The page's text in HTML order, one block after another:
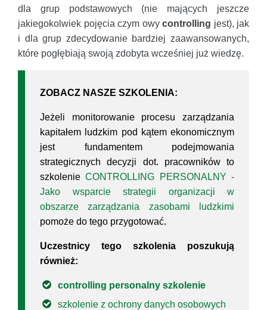
dla grup podstawowych (nie mających jeszcze
jakiegokolwiek pojęcia czym owy controlling jest), jak
i dla grup zdecydowanie bardziej zaawansowanych,
które pogłębiają swoją zdobyta wcześniej już wiedzę.
ZOBACZ NASZE SZKOLENIA:
Jeżeli monitorowanie procesu zarządzania
kapitałem ludzkim pod kątem ekonomicznym
jest fundamentem podejmowania
strategicznych decyzji dot. pracowników to
szkolenieCONTROLLING PERSONALNY -
Jako wsparcie strategii organizacji w
obszarze zarządzania zasobami ludzkimi
pomoże do tego przygotować.
Uczestnicy tego szkolenia poszukują
również:
controlling personalny szkolenie
szkolenie z ochrony danych osobowych